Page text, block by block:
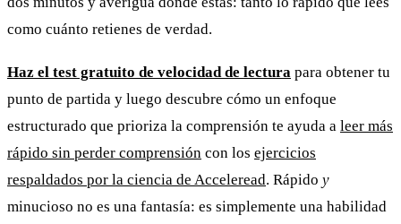
como cuánto retienes de verdad.
Haz el test gratuito de velocidad de lectura para obtener tu
punto de partida y luego descubre cómo un enfoque
estructurado que prioriza la comprensión te ayuda a leer más
rápido sin perder comprensión con los ejercicios
respaldados por la ciencia de Acceleread. Rápido y
minucioso no es una fantasía: es simplemente una habilidad